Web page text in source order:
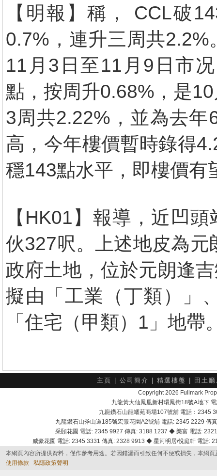
【明報】稱， CCL破
0.7%，連升三周共
11月3日至11月9日市
點，按周升0.68%，是
3周共2.22%，並為去
高，今年樓價暫時錄得
穩143點水平，即樓價有
【HK01】報導，近凹
伙327呎。上述地皮為
政府土地，位於元朗逢
擬由「工業（丁類）」
「住宅（甲類）1」地帶
主頁 公司簡介 精選樓盤 田土
Copyright 2026 Fullmark
九龍黃大仙鳳凰新村環鳳街18號A地下
九龍鑽石山龍蟠苑商場107號舖 電話：2345
九龍鑽石山斧山道185號宏景花園A2號舖 電話: 2345 2229
采頣花園 電話: 2345 9927 傳真: 3188 1237 ◆ 樂富 電話:
威豪花園 電話: 2345 3331 傳真: 2328 9913 ◆ 星河明居/悅庭軒 電話
本網頁內容所提供資料，僅作參考用途。若因錯漏而引致任何不便或損失，本網
使用條款
私隱政策聲明